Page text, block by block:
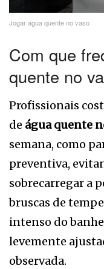
Jogar água quente no vaso
Com que
quente no
Profissionais
de água quente
semana, como
preventiva,
sobrecarregar a
bruscas de
intenso do
levemente
observada.